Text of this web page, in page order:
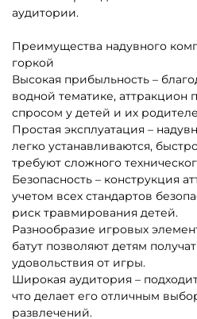
аудитории.
Преимущества надувного
горкой
Высокая прибыльность –
водной тематике, аттракцион
спросом у детей и их
Простая эксплуатация –
легко устанавливаются,
требуют сложного
Безопасность – конструкция
учетом всех стандартов
риск травмирования детей.
Разнообразие игровых
батут позволяют детям
удовольствия от игры.
Широкая аудитория – подходит
что делает его отличным
развлечений.